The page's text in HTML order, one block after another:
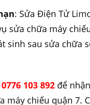
: Sửa Điện Tử
sửa chữa máy
sinh sau sửa chữa
103 892 để
máy chiếu quận 7.